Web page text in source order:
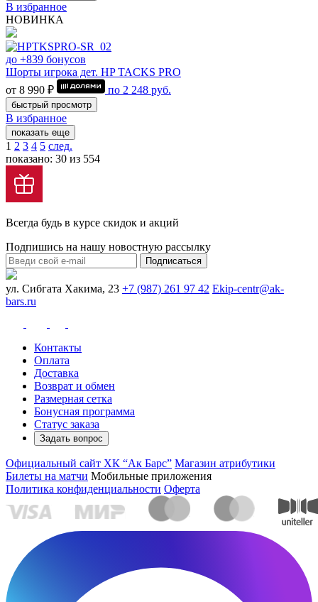
В избранное
НОВИНКА
до +839 бонусов
Шорты игрока дет. HP TACKS PRO
от 8 990 ₽
по 2 248 руб.
быстрый просмотр
В избранное
показать еще
1 2 3 4 5 след.
показано: 30 из 554
Всегда будь в курсе скидок и акций
Подпишись на нашу новостную рассылку
Подписаться
ул. Сибгата Хакима, 23 +7 (987) 261 97 42 Ekip-centr@ak-
bars.ru
Контакты
Оплата
Доставка
Возврат и обмен
Размерная сетка
Бонусная программа
Статус заказа
Задать вопрос
Официальный сайт ХК “Ак Барс” Магазин атрибутики
Билеты на матчи Мобильные приложения
Политика конфиденциальности Оферта